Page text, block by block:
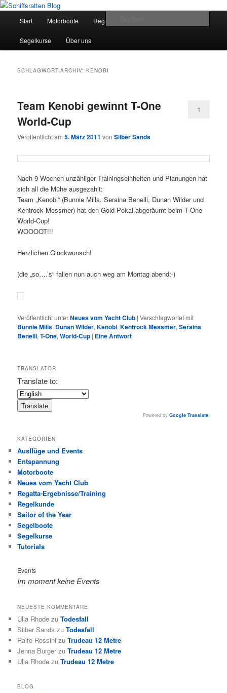
Zum
springen
Zum
springenSchiffsratten Blog
Segelsport in Second Life
Start Motorboote Regelkunde
Segelkurse Über uns
SCHLAGWORT-ARCHIV:KENOBI
Team Kenobi gewinnt T-One
World-Cup
Veröffentlicht am5. März 2011 vonSilber Sands
1
Nach 9 Wochen unzähliger Trainingseinheiten und Planungen hat
sich all die Mühe ausgezahlt:
Team „Kenobi“ (Bunnie Mills, Seraina Benelli, Dunan Wilder und
Kentrock Messmer) hat den Gold-Pokal abgeräumt beim T-One
World-Cup!
WOOOOT!!!
Herzlichen Glückwunsch!
(die „so….’s“ fallen nun auch weg am Montag abend;-)
Veröffentlicht unterNeues vom Yacht Club |Verschlagwortet mit
Bunnie Mills, Dunan Wilder,Kenobi,Kentrock Messmer,Seraina
Benelli,T-One,World-Cup | EineAntwort
TRANSLATOR
Translate to:
Powered by Google Translate.
KATEGORIEN
Ausflüge und Events
Entspannung
Motorboote
Neues vom Yacht Club
Regatta-Ergebnisse/Training
Regelkunde
Sailor of the Year
Segelboote
Segelkurse
Tutorials
Events
Im moment keine Events
NEUESTE KOMMENTARE
Ulla Rhode zuTodesfall
Silber Sands zuTodesfall
Ralfo Rossini zuTrudeau 12 Metre
Jenna Burger zuTrudeau 12 Metre
Ulla Rhode zuTrudeau 12 Metre
BLOG